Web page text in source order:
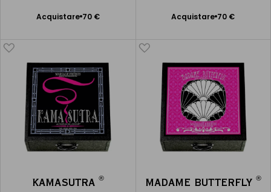
Acquistare 70 €
Aggiungere
Acquistare 70 €
Aggiungere
KAMASUTRA ® MADAME BUTTERFLY ®